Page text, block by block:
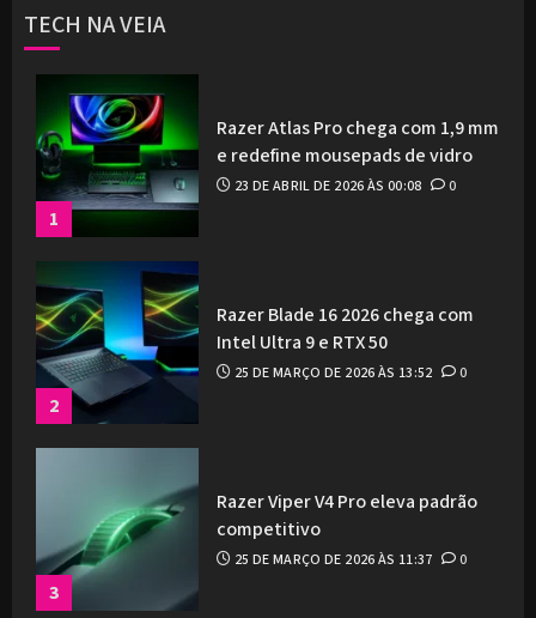
TECH NA VEIA
1
Razer Atlas Pro chega com 1,9 mm
e redefine mousepads de vidro
23 DE ABRIL DE 2026 ÀS 00:08 0
2
Razer Blade 16 2026 chega com
Intel Ultra 9 e RTX 50
25 DE MARÇO DE 2026 ÀS 13:52 0
3
Razer Viper V4 Pro eleva padrão
competitivo
25 DE MARÇO DE 2026 ÀS 11:37 0